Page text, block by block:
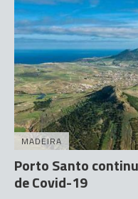
MADEIRA
Porto Santo
de Covid-19